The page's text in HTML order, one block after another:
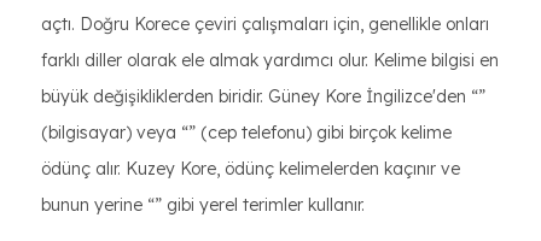
açtı. Doğru Korece çeviri çalışmaları için, genellikle onları
farklı diller olarak ele almak yardımcı olur. Kelime bilgisi en
büyük değişikliklerden biridir. Güney Kore İngilizce'den “”
(bilgisayar) veya “” (cep telefonu) gibi birçok kelime
ödünç alır. Kuzey Kore, ödünç kelimelerden kaçınır ve
bunun yerine “” gibi yerel terimler kullanır.